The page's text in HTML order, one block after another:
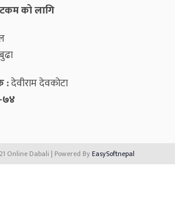
को लागि
:देवीराम देवकोटा
७४
Online Dabali | Powered ByEasySoftnepal